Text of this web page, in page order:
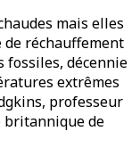
mais elles
réchauffement
décennie
extrêmes
professeur
britannique de